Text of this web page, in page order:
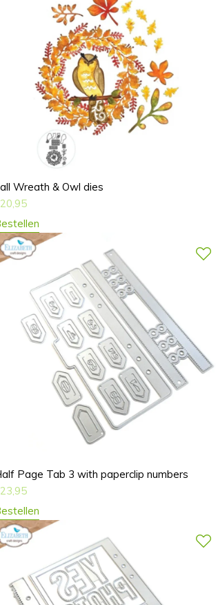
Wreath & Owl dies
20,95
Page Tab 3 with paperclip numbers
23,95